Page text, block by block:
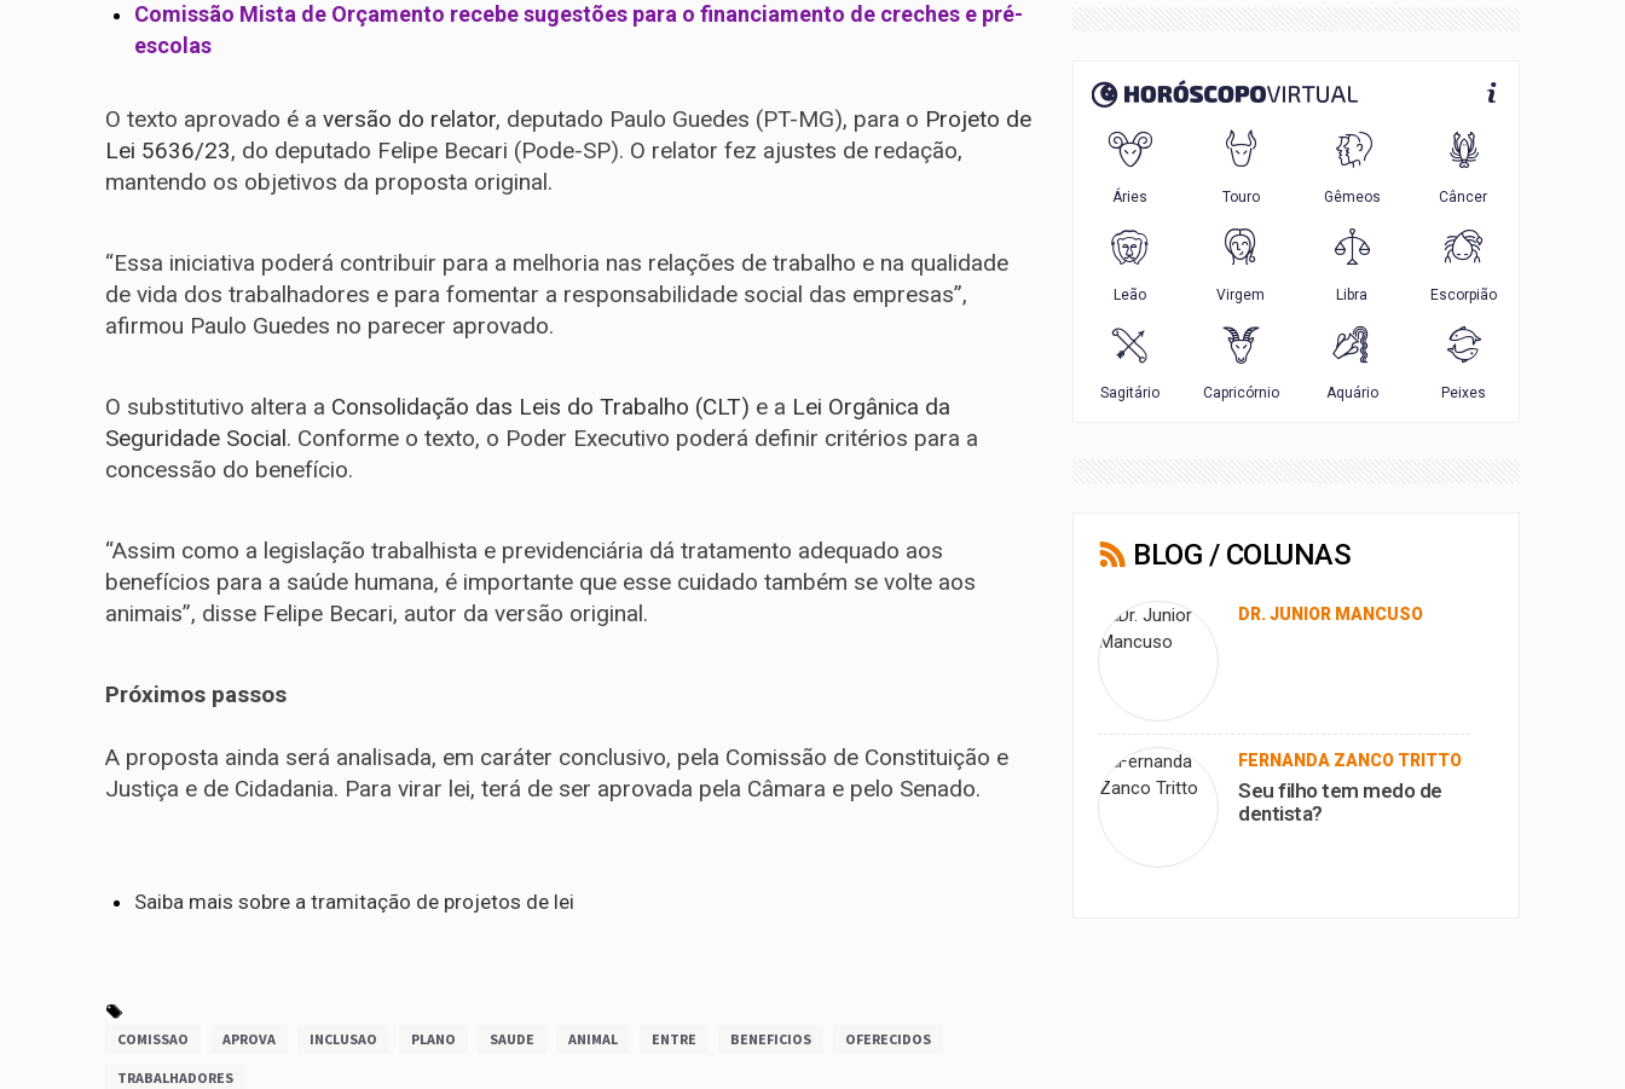
Comissão Mista de Orçamento recebe sugestões para o financiamento de creches e pré-
escolas
O texto aprovado é a versão do relator, deputado Paulo Guedes (PT-MG), para o Projeto de
Lei 5636/23, do deputado Felipe Becari (Pode-SP). O relator fez ajustes de redação,
mantendo os objetivos da proposta original.
“Essa iniciativa poderá contribuir para a melhoria nas relações de trabalho e na qualidade
de vida dos trabalhadores e para fomentar a responsabilidade social das empresas”,
afirmou Paulo Guedes no parecer aprovado.
O substitutivo altera a Consolidação das Leis do Trabalho (CLT) e a Lei Orgânica da
Seguridade Social. Conforme o texto, o Poder Executivo poderá definir critérios para a
concessão do benefício.
“Assim como a legislação trabalhista e previdenciária dá tratamento adequado aos
benefícios para a saúde humana, é importante que esse cuidado também se volte aos
animais”, disse Felipe Becari, autor da versão original.
Próximos passos
A proposta ainda será analisada, em caráter conclusivo, pela Comissão de Constituição e
Justiça e de Cidadania. Para virar lei, terá de ser aprovada pela Câmara e pelo Senado.
Saiba mais sobre a tramitação de projetos de lei
COMISSAO APROVA INCLUSAO PLANO SAUDE ANIMAL ENTRE BENEFICIOS OFERECIDOS
TRABALHADORES
BLOG / COLUNAS
DR. JUNIOR MANCUSO
FERNANDA ZANCO TRITTO
Seu filho tem medo de
dentista?